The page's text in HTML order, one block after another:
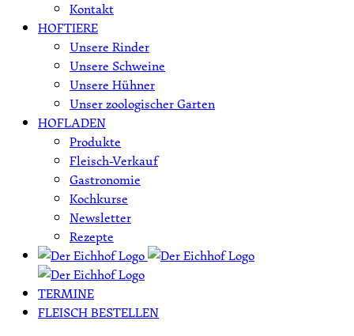
Kontakt
HOFTIERE
Unsere Rinder
Unsere Schweine
Unsere Hühner
Unser zoologischer Garten
HOFLADEN
Produkte
Fleisch-Verkauf
Gastronomie
Kochkurse
Newsletter
Rezepte
TERMINE
FLEISCH BESTELLEN